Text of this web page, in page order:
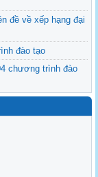
đề về xếp hạng đại
đào tạo
chương trình đào